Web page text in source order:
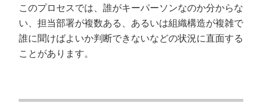
このプロセスでは、誰がキーパーソンなのか分からな
い、担当部署が複数ある、あるいは組織構造が複雑で
誰に聞けばよいか判断できないなどの状況に直面する
ことがあります。